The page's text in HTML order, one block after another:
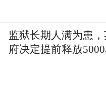
监狱长期人满为患
府决定提前释放